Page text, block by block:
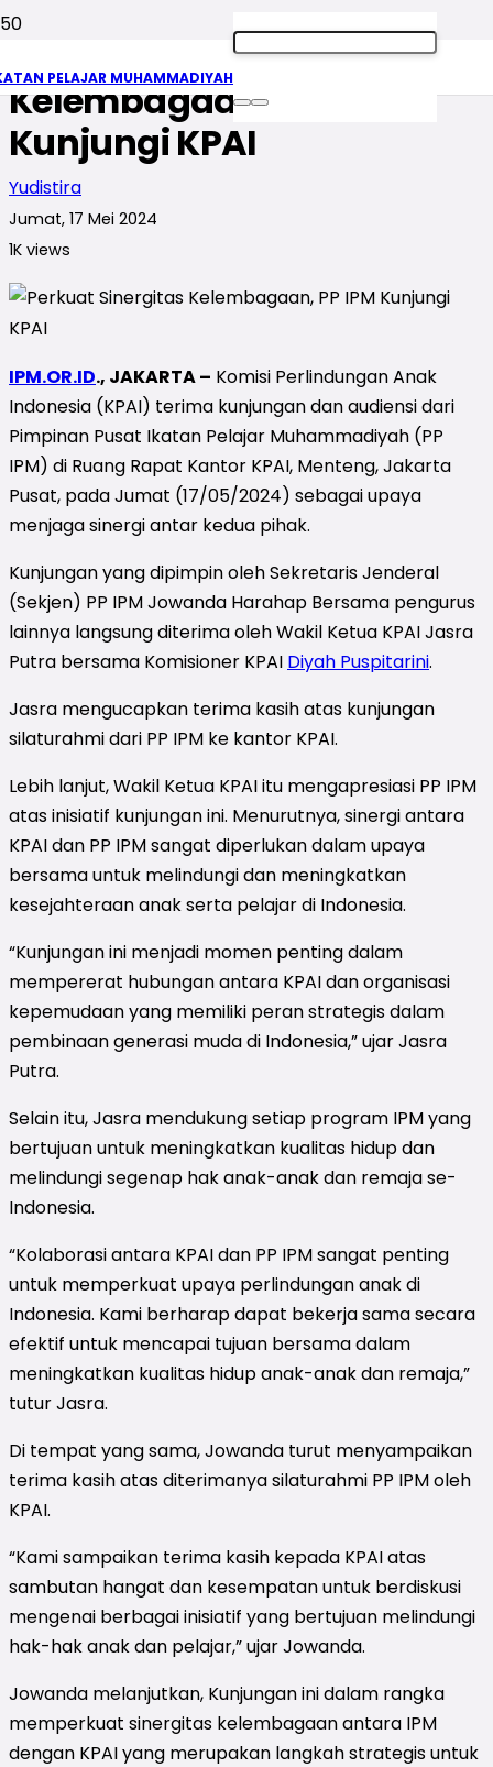
PELAJAR MUHAMMADIYAH
Perkuat Sinergitas
Kelembagaan, PP IPM
Kunjungi KPAI
Yudistira
Jumat, 17 Mei 2024
1K views
IPM.OR.ID., JAKARTA – Komisi Perlindungan Anak
Indonesia (KPAI) terima kunjungan dan audiensi dari
Pimpinan Pusat Ikatan Pelajar Muhammadiyah (PP
IPM) di Ruang Rapat Kantor KPAI,­ Menteng, Jakarta
Pusat, pada Jumat (17/05/2024) sebagai upaya
menjaga sinergi antar kedua pihak.
Kunjungan yang dipimpin oleh Sekretaris Jenderal
(Sekjen) PP IPM Jowanda Harahap Bersama pengurus
lainnya langsung diterima oleh Wakil Ketua KPAI Jasra
Putra bersama Komisioner KPAI Diyah Puspitarini.
Jasra mengucapkan terima kasih atas kunjungan
silaturahmi dari PP IPM ke kantor KPAI.
Lebih lanjut, Wakil Ketua KPAI itu mengapresiasi PP IPM
atas inisiatif kunjungan ini. Menurutnya, sinergi antara
KPAI dan PP IPM sangat diperlukan dalam upaya
bersama untuk melindungi dan meningkatkan
kesejahteraan anak serta pelajar di Indonesia.
“Kunjungan ini menjadi momen penting dalam
mempererat hubungan antara KPAI dan organisasi
kepemudaan yang memiliki peran strategis dalam
pembinaan generasi muda di Indonesia,” ujar Jasra
Putra.
Selain itu, Jasra mendukung setiap program IPM yang
bertujuan untuk meningkatkan kualitas hidup dan
melindungi segenap hak anak-anak dan remaja se-
Indonesia.
“Kolaborasi antara KPAI dan PP IPM sangat penting
untuk memperkuat upaya perlindungan anak di
Indonesia. Kami berharap dapat bekerja sama secara
efektif untuk mencapai tujuan bersama dalam
meningkatkan kualitas hidup anak-anak dan remaja,”
tutur Jasra.
Di tempat yang sama, Jowanda turut menyampaikan
terima kasih atas diterimanya silaturahmi PP IPM oleh
KPAI.
“Kami sampaikan terima kasih kepada KPAI atas
sambutan hangat dan kesempatan untuk berdiskusi
mengenai berbagai inisiatif yang bertujuan melindungi
hak-hak anak dan pelajar,” ujar Jowanda.
Jowanda melanjutkan, Kunjungan ini dalam rangka
memperkuat sinergitas kelembagaan antara IPM
dengan KPAI yang merupakan langkah strategis untuk